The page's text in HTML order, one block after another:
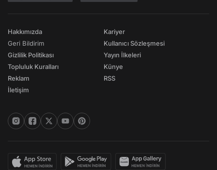
Hakkımızda
Geri Bildirim
Gizlilik Politikası
Topluluk Kuralları
Reklam
İletişim
Kariyer
Kullanıcı Sözleşmesi
Yayın İlkeleri
Künye
RSS